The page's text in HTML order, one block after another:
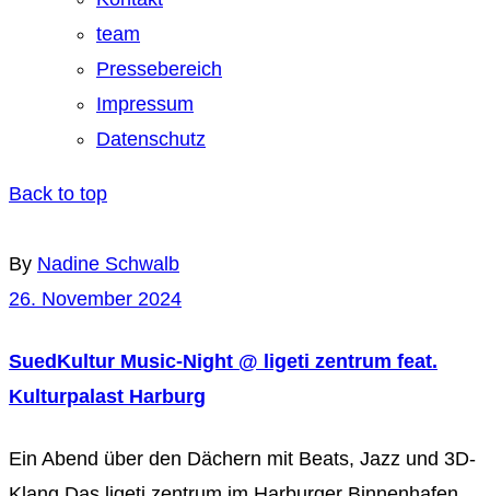
team
Pressebereich
Impressum
Datenschutz
Back to top
By Nadine Schwalb
26. November 2024
SuedKultur Music-Night @ ligeti zentrum feat.
Kulturpalast Harburg
Ein Abend über den Dächern mit Beats, Jazz und 3D-